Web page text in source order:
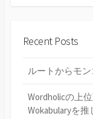
Recent Posts
ルートからモ
Wordholicの上
Wokabularyを推